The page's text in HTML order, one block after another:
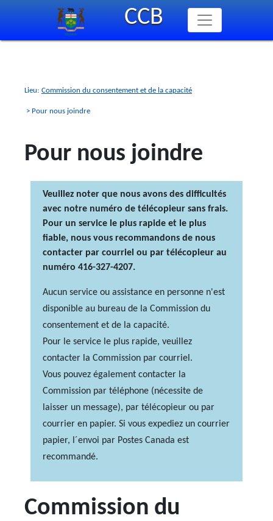
CCB
Lieu: Commission du consentement et de la capacité
> Pour nous joindre
Pour nous joindre
Veuillez noter que nous avons des difficultés
avec notre numéro de télécopieur sans frais.
Pour un service le plus rapide et le plus
fiable, nous vous recommandons de nous
contacter par courriel ou par télécopieur au
numéro 416-327-4207.
Aucun service ou assistance en personne n'est
disponible au bureau de la Commission du
consentement et de la capacité.
Pour le service le plus rapide, veuillez
contacter la Commission par courriel.
Vous pouvez également contacter la
Commission par téléphone (nécessite de
laisser un message), par télécopieur ou par
courrier en papier. Si vous expediez un courrier
papier, l´envoi par Postes Canada est
recommandé.
Commission du